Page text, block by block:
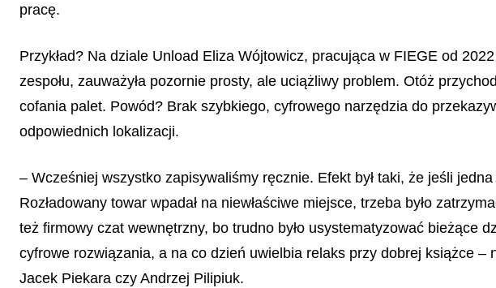
pracę.
Przykład? Na dziale Unload Eliza Wójtowicz, pracująca w FIEGE od
zespołu, zauważyła pozornie prosty, ale uciążliwy problem. Otóż
cofania palet. Powód? Brak szybkiego, cyfrowego narzędzia do
odpowiednich lokalizacji.
– Wcześniej wszystko zapisywaliśmy ręcznie. Efekt był taki, że jeśli
Rozładowany towar wpadał na niewłaściwe miejsce, trzeba było
też firmowy czat wewnętrzny, bo trudno było usystematyzować bieżące
cyfrowe rozwiązania, a na co dzień uwielbia relaks przy dobrej książce
Jacek Piekara czy Andrzej Pilipiuk.